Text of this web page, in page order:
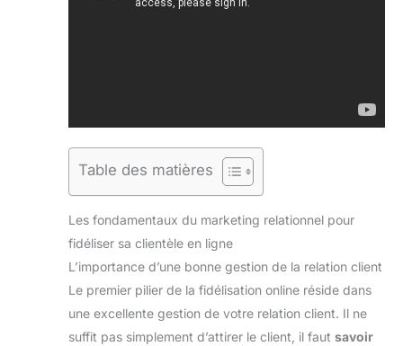
Table des matières
Les fondamentaux du marketing relationnel pour
fidéliser sa clientèle en ligne
L’importance d’une bonne gestion de la relation client
Le premier pilier de la fidélisation online réside dans
une excellente gestion de votre relation client. Il ne
suffit pas simplement d’attirer le client, il faut savoir